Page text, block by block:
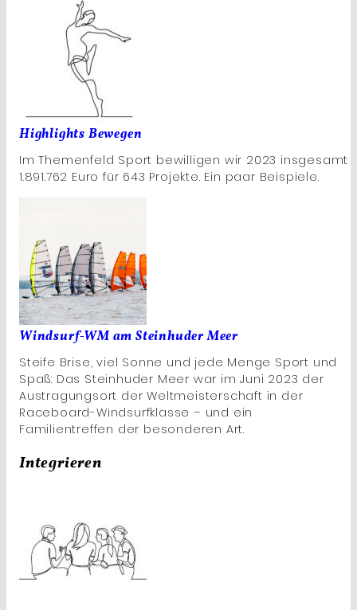
Highlights Bewegen
Im Themenfeld Sport bewilligen wir 2023 insgesamt
1.891.762 Euro für 643 Projekte. Ein paar Beispiele.
Windsurf-WM am Steinhuder Meer
Steife Brise, viel Sonne und jede Menge Sport und
Spaß: Das Steinhuder Meer war im Juni 2023 der
Austragungsort der Weltmeisterschaft in der
Raceboard-Windsurfklasse – und ein
Familientreffen der besonderen Art.
Integrieren